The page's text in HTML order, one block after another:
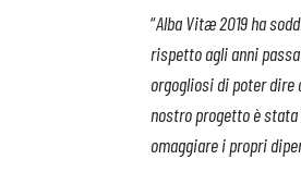
“Alba Vitæ 2019 ha
rispetto agli anni
orgogliosi di poter dire
nostro progetto è stata
omaggiare i propri